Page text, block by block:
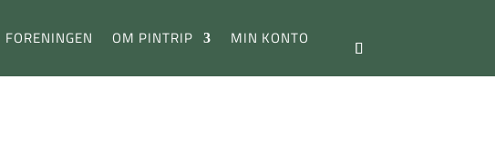
FORENINGEN OM PINTRIP MIN KONTO